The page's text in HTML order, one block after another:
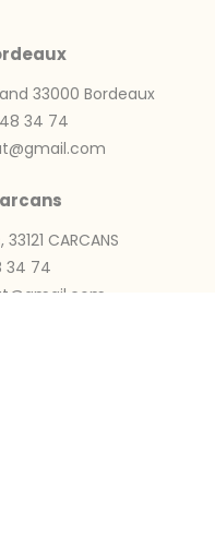
33000 Bordeaux
34 74
CARCANS
34 74